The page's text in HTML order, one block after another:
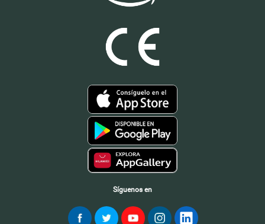
Síguenos en